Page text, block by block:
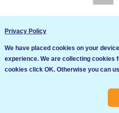
Общи условия
Privacy Policy
We have placed cookies on your
experience. We are collecting cookies
cookies click OK. Otherwise you can
Ние използваме бисквитки за
продължите да посещавате